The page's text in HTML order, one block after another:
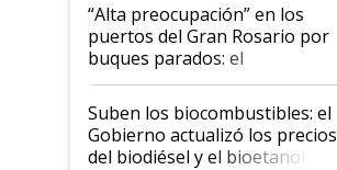
“Alta preocupación” en los
puertos del Gran Rosario por
buques parados: el
funcionamiento de las
exportadoras en tensión tras
la medida de fuerza de los
prácticos
Suben los biocombustibles: el
Gobierno actualizó los precios
del biodiésel y el bioetanol